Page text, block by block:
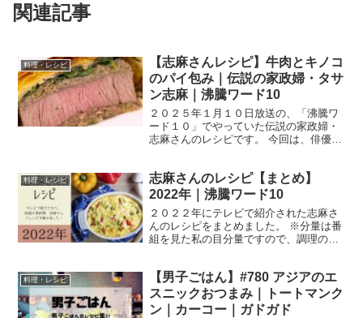
関連記事
料理・レシピ
【志麻さんレシピ】牛肉とキノコ
のパイ包み｜伝説の家政婦・タサ
ン志麻｜沸騰ワード10
２０２５年１月１０日放送の、「沸騰ワ
ード１０」でやっていた伝説の家政婦・
志麻さんのレシピです。 今回は、俳優の
「新年の食欲爆発SP」です。 では、早
速作り方です。 牛肉とキ...
料理・レシピ
志麻さんのレシピ【まとめ】
2022年｜沸騰ワード10
２０２２年にテレビで紹介された志麻さ
んのレシピをまとめました。 ※分量は番
組を見た私の目分量ですので、調理の際
れた志麻さんのレシピ クリスマス直前志
麻さんの料理教室S...
料理・レシピ
【男子ごはん】#780 アジアのエ
スニックおつまみ｜トートマンク
ン｜カーコー｜ガドガド